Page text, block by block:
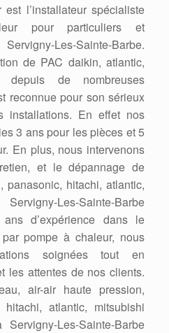
l’installateur spécialiste
pour particuliers et
Les-Sainte-Barbe.
de PAC daikin, atlantic,
depuis de nombreuses
reconnue pour son sérieux
installations. En effet nos
3 ans pour les pièces et 5
En plus, nous intervenons
et le dépannage de
panasonic, hitachi, atlantic,
Les-Sainte-Barbe
d’expérience dans le
pompe à chaleur, nous
soignées tout en
les attentes de nos clients.
air-air haute pression,
atlantic, mitsubishi
Les-Sainte-Barbe